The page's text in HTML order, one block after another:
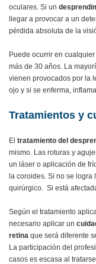
oculares. Si un
llegar a provocar a un
pérdida absoluta de la
Puede ocurrir en
más de 30 años. La
vienen provocados por la
ojo y si se enferma,
Tratamientos y
El tratamiento del
mismo. Las roturas y
un láser o aplicación de
la coroides. Si no se
quirúrgico. Si está
Según el tratamiento
necesario aplicar un
retina que será diferente
La participación del
casos es escasa al